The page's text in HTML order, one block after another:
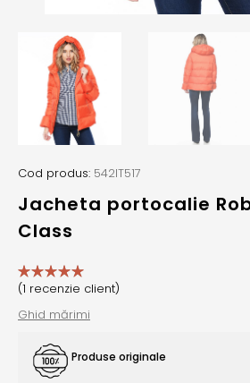
Cod produs: 542IT517
Jacheta portocalie
Class
(1 recenzie client)
Ghid mărimi
Produse originale